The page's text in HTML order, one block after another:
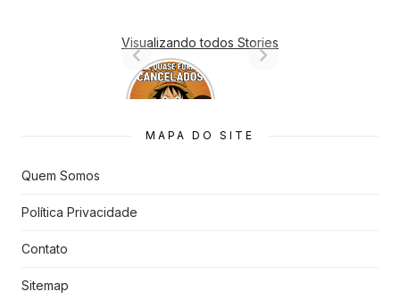
Visualizando todos Stories
7 Animes
que quase
s
MAPA DO SITE
Quem Somos
Política Privacidade
Contato
Sitemap